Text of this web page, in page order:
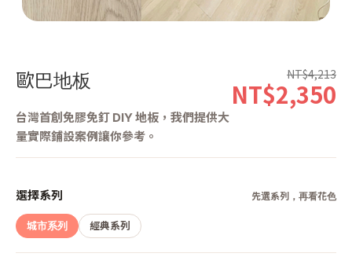
歐巴地板
台灣首創免膠免釘 DIY 地板，我們提供大
量實際鋪設案例讓你參考。
NT$4,213
NT$2,350
選擇系列 先選系列，再看花色
城市系列 經典系列